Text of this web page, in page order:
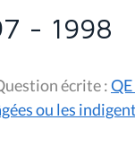
- 1998
Question écrite :
ou les